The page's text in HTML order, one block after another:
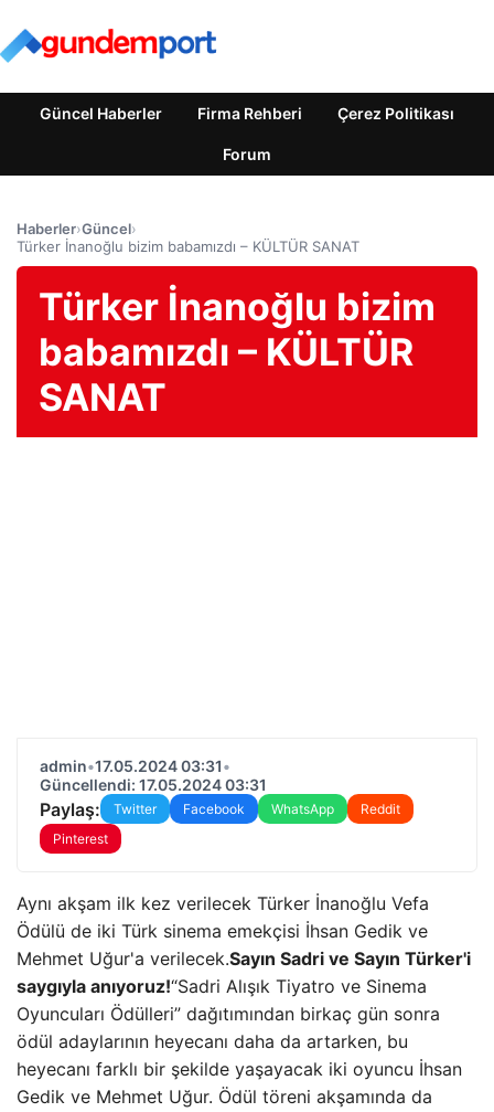
Güncel Haberler Firma Rehberi Çerez Politikası
Forum
Haberler›Güncel›
Türker İnanoğlu bizim babamızdı – KÜLTÜR SANAT
Türker İnanoğlu bizim
babamızdı – KÜLTÜR
SANAT
admin•17.05.2024 03:31•
Güncellendi: 17.05.2024 03:31
Paylaş: Twitter Facebook WhatsApp
Reddit
Pinterest
Aynı akşam ilk kez verilecek Türker İnanoğlu Vefa
Ödülü de iki Türk sinema emekçisi İhsan Gedik ve
Mehmet Uğur'a verilecek.Sayın Sadri ve Sayın Türker'i
saygıyla anıyoruz!“Sadri Alışık Tiyatro ve Sinema
Oyuncuları Ödülleri” dağıtımından birkaç gün sonra
ödül adaylarının heyecanı daha da artarken, bu
heyecanı farklı bir şekilde yaşayacak iki oyuncu İhsan
Gedik ve Mehmet Uğur. Ödül töreni akşamında da